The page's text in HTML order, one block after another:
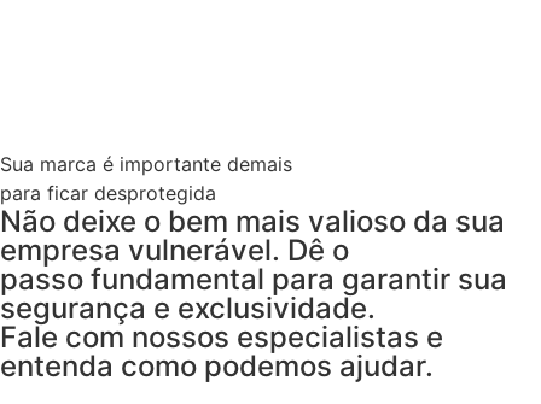
Sua marca é importante demais
para ficar desprotegida
Não deixe o bem mais valioso da sua
empresa vulnerável. Dê o
passo fundamental para garantir sua
segurança e exclusividade.
Fale com nossos especialistas e
entenda como podemos ajudar.